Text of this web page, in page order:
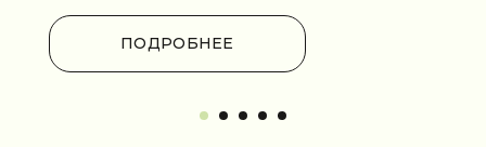
ПОДРОБНЕЕ
Прием гостей осуществляется
по 30 октября ежегодно.
обеспечит эко-отдых
в загородном парке.